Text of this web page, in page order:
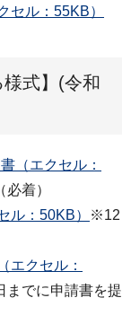
セル：55KB）
様式】(令和
（エクセル：
着）
ル：50KB）
※12
エクセル：
までに申請書を提